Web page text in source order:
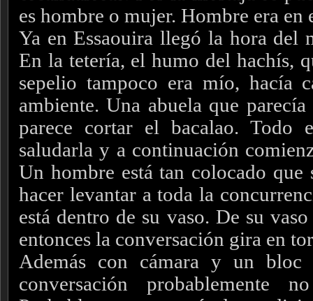
es hombre o mujer. Hombre era en
Ya en Essaouira llegó la hora del
En la tetería, el humo del hachís,
sepelio tampoco era mío, hacía
ambiente. Una abuela que
parece cortar el bacalao. Todo
saludarla y a continuación
Un hombre está tan colocado que
hacer levantar a toda la
está dentro de su vaso. De su
entonces la conversación gira en
Además con cámara y un bloc
conversación probablemente